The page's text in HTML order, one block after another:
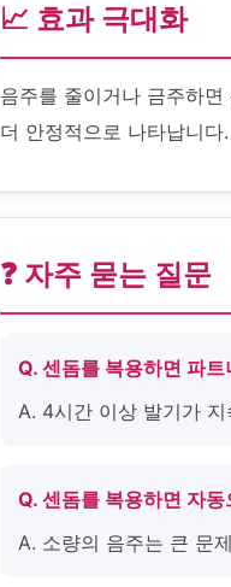
📈 효과 극대화
음주를 줄이거나 금주하
더 안정적으로 나타납니다.
❓ 자주 묻는 질문
Q. 센돔를 복용하면 파
A. 4시간 이상 발기가
Q. 센돔를 복용하면 자
A. 소량의 음주는 큰 문